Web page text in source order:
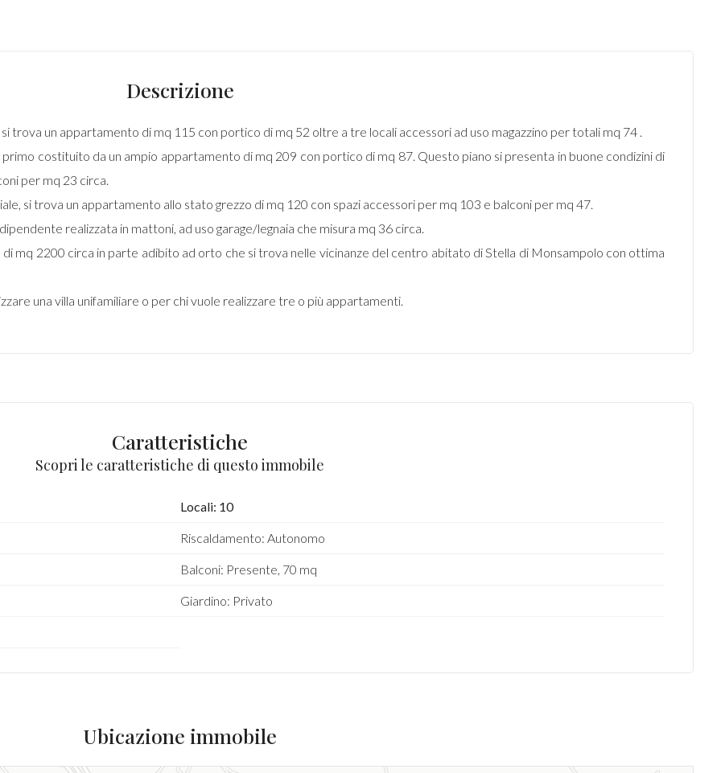
Descrizione
trova un appartamento di mq 115 con portico di mq 52 oltre a tre locali accessori ad uso magazzino per totali mq 74 .
costituito da un ampio appartamento di mq 209 con portico di mq 87. Questo piano si presenta in buone condizini di
per mq 23 circa.
si trova un appartamento allo stato grezzo di mq 120 con spazi accessori per mq 103 e balconi per mq 47.
realizzata in mattoni, ad uso garage/legnaia che misura mq 36 circa.
mq 2200 circa in parte adibito ad orto che si trova nelle vicinanze del centro abitato di Stella di Monsampolo con ottima
una villa unifamiliare o per chi vuole realizzare tre o più appartamenti.
Caratteristiche
Scopri le caratteristiche di questo immobile
Locali: 10
Riscaldamento: Autonomo
Balconi: Presente, 70 mq
Giardino: Privato
Ubicazione immobile